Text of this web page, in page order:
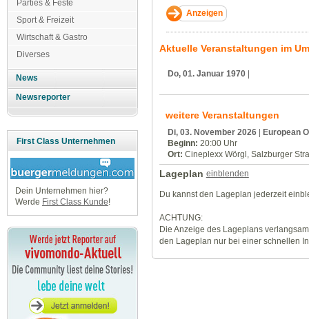
Parties & Feste
Sport & Freizeit
Wirtschaft & Gastro
Diverses
News
Newsreporter
First Class Unternehmen
Dein Unternehmen hier?
Werde First Class Kunde!
Aktuelle Veranstaltungen im
Do, 01. Januar 1970
weitere Veranstaltungen
Di, 03. November 2026
European
Beginn: 20:00 Uhr
Ort: Cineplexx Wörgl, Salzburger
Lageplan einblenden
Du kannst den Lageplan jederzeit
ACHTUNG:
Die Anzeige des Lageplans
den Lageplan nur bei einer schnellen